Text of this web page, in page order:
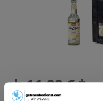
ab 11,99 € *
Inhalt:3.96 Liter (3,03 € * / 1 Liter)